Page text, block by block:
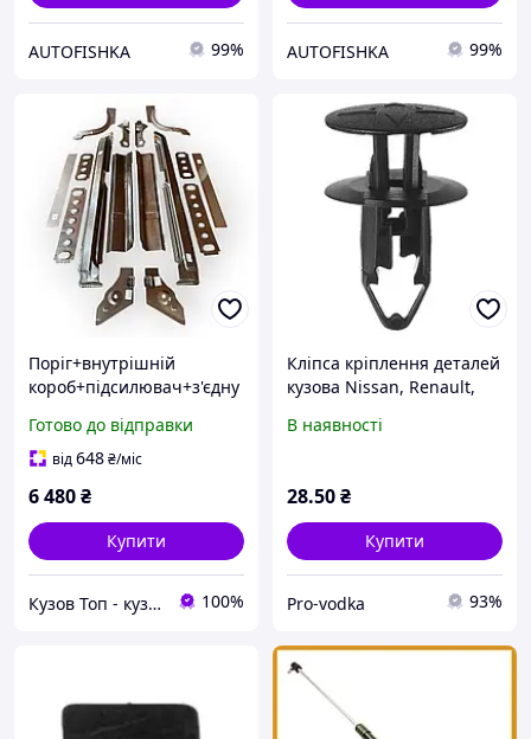
AUTOFISHKA 99% AUTOFISHKA 99%
Поріг+внутрішній
короб+підсилювач+з'єдну
ВАЗ
2109,099,2114,2115(Україн
Готово до відправки
від648₴/міс
6 480₴
Купити
Кузов Топ - кузовні запчастини, які стають як рідні 100%
Кліпса кріплення деталей
кузова Nissan, Renault,
054000001R
В наявності
28.50₴
Купити
Pro-vodka 93%